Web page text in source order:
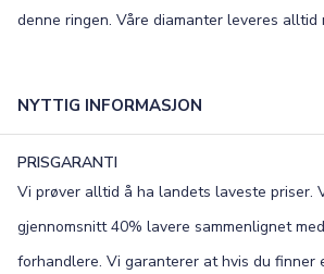
denne ringen. Våre diamanter leveres alltid
NYTTIG INFORMASJON
PRISGARANTI
Vi prøver alltid å ha landets laveste priser.
gjennomsnitt 40% lavere sammenlignet
forhandlere. Vi garanterer at hvis du finner